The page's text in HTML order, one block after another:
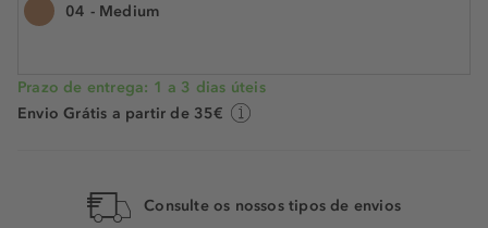
04 - Medium
Prazo de entrega: 1 a 3 dias úteis
Envio Grátis a partir de 35€
Consulte os nossos tipos de envios